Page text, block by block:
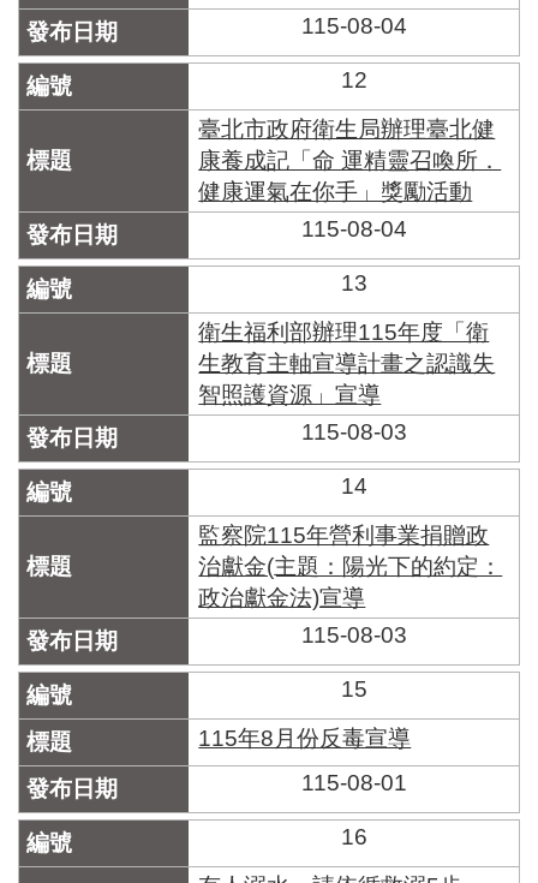
115-08-04
12
臺北市政府衛生局辦理臺北健
康養成記「命 運精靈召喚所．
健康運氣在你手」獎勵活動
115-08-04
13
衛生福利部辦理115年度「衛
生教育主軸宣導計畫之認識失
智照護資源」宣導
115-08-03
14
監察院115年營利事業捐贈政
治獻金(主題：陽光下的約定：
政治獻金法)宣導
115-08-03
15
115年8月份反毒宣導
115-08-01
16